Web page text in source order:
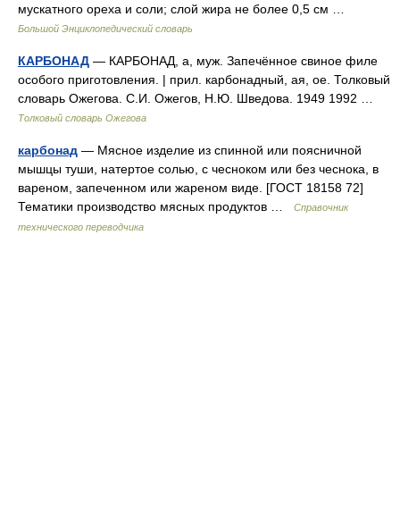
мускатного ореха и соли; слой жира не более 0,5 см …
Большой Энциклопедический словарь
КАРБОНАД — КАРБОНАД, а, муж. Запечённое свиное филе
особого приготовления. | прил. карбонадный, ая, ое. Толковый
словарь Ожегова. С.И. Ожегов, Н.Ю. Шведова. 1949 1992 …
Толковый словарь Ожегова
карбонад — Мясное изделие из спинной или поясничной
мышцы туши, натертое солью, с чесноком или без чеснока, в
вареном, запеченном или жареном виде. [ГОСТ 18158 72]
Тематики производство мясных продуктов …
Справочник
технического переводчика